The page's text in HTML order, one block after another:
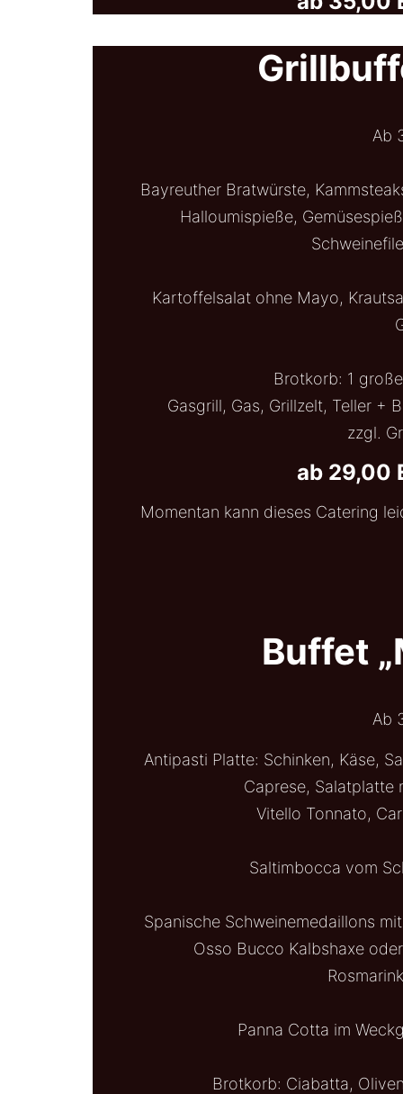
Ab
Bayreuther Bratwürste,
Halloumispieße,
Kartoffelsalat ohne Mayo,
Brotkorb: 1
Gasgrill, Gas, Grillzelt, Teller +
zzgl.
ab 29,00
Momentan kann dieses Catering
Buffet
Ab
Antipasti Platte: Schinken, Käse,
Caprese,
Vitello Tonnato,
Saltimbocca vom
Spanische Schweinemedaillons
Osso Bucco Kalbshaxe
Panna Cotta im
Brotkorb: Ciabatta,